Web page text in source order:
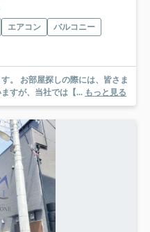
エアコン
バルコニー
さま
すが、当社では【... もっと見る